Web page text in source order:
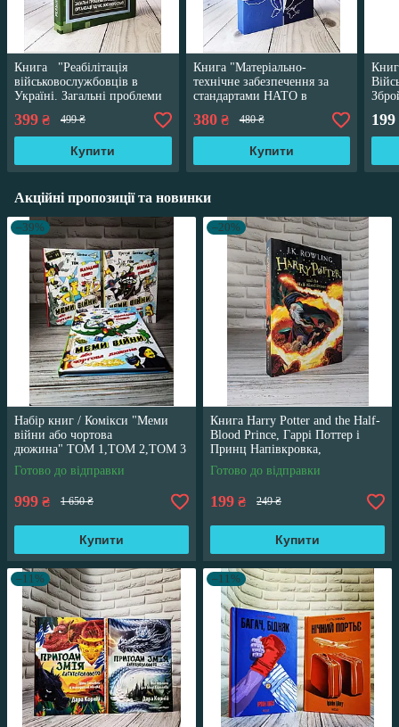
Книга "Реабілітація
військовослужбовців в
Україні. Загальні проблеми
399 ₴ 499 ₴
Купити
Книга "Матеріально-
технічне забезпечення за
стандартами НАТО в
НАТО
380₴ 480 ₴
Купити
199
Акційні пропозиції та новинки
–39%
Набір книг / Комікси "Меми
війни або чортова
дюжина" ТОМ 1,ТОМ 2,ТОМ 3
Трегуб Ганна
Готово до відправки
999 ₴ 1 650 ₴
Купити
–20%
Книга Harry Potter and the Half-
Blood Prince, Гаррі Поттер і
Принц Напівкровка,
англійською мовою
Готово до відправки
199 ₴ 249 ₴
Купити
–11% –11%